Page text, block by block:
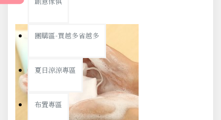
團購區-買越多省越多
夏日涼涼專區
布置專區